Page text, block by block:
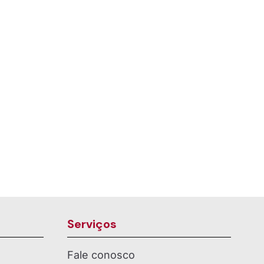
Serviços
Fale conosco